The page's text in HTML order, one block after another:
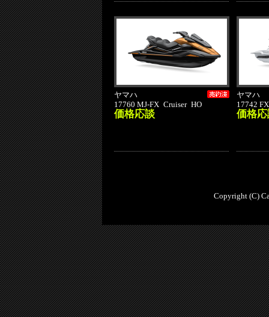
ヤマハ
17760 MJ-FX Cruiser HO
価格応談
ヤマハ
17742
価格
Copyright (C)